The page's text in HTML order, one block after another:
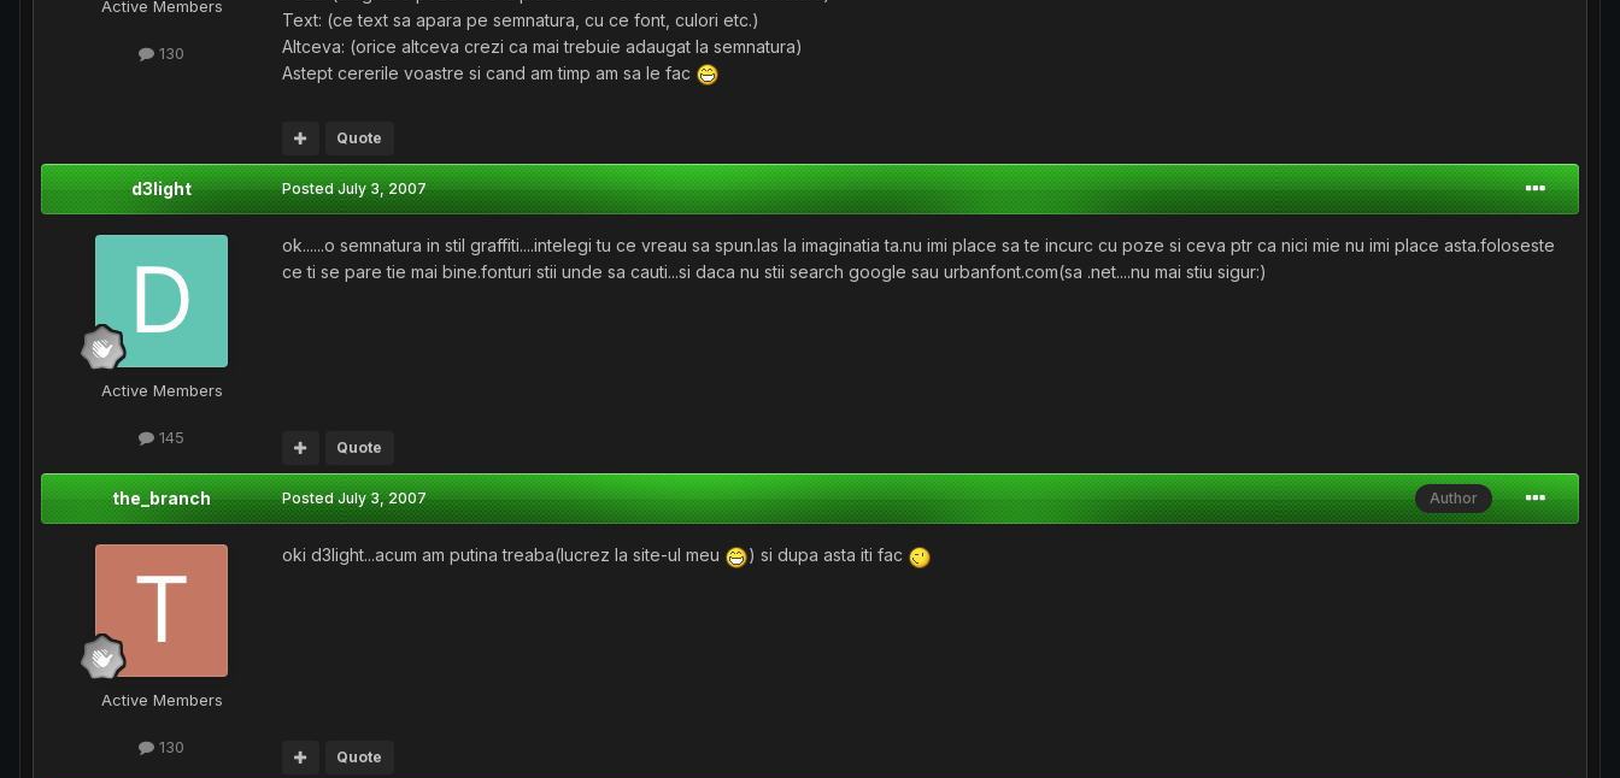
Active Members
130
Text: (ce text sa apara pe semnatura, cu ce font, culori etc.)
Altceva: (orice altceva crezi ca mai trebuie adaugat la semnatura)
Astept cererile voastre si cand am timp am sa le fac
Quote
d3light
Active Members
145
PostedJuly 3, 2007
ok......o semnatura in stil graffiti....intelegi tu ce vreau sa spun.las la imaginatia ta.nu imi place sa te incurc cu poze si ceva ptr ca nici mie nu imi place asta.foloseste
ce ti se pare tie mai bine.fonturi stii unde sa cauti...si daca nu stii search google sau urbanfont.com(sa .net....nu mai stiu sigur:)
Quote
the_branch
Active Members
130
Author
PostedJuly 3, 2007
oki d3light...acum am putina treaba(lucrez la site-ul meu ) si dupa asta iti fac
Quote